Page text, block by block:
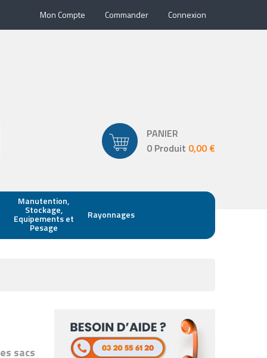
Mon Compte Commander Connexion
PANIER
0 Produit 0,00 €
Manutention,
Stockage,
Equipements et
Pesage
Rayonnages
sacs